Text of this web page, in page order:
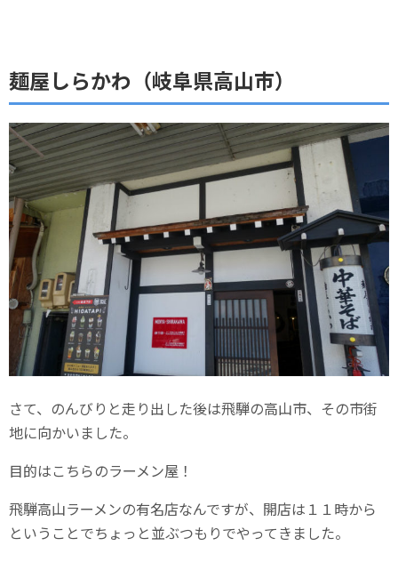
麺屋しらかわ（岐阜県高山市）
さて、のんびりと走り出した後は飛騨の高山市、その市街
地に向かいました。
目的はこちらのラーメン屋！
飛騨高山ラーメンの有名店なんですが、開店は１１時から
ということでちょっと並ぶつもりでやってきました。